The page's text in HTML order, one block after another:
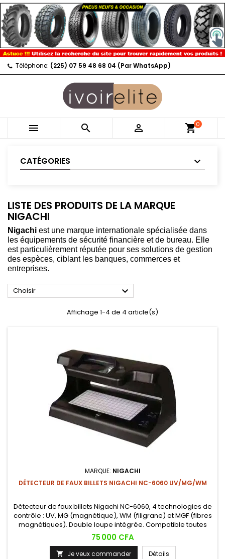
Téléphone: (225) 07 59 48 68 04 (Par WhatsApp)
   shopping_cart0
CATÉGORIES
LISTE DES PRODUITS DE LA MARQUE
NIGACHI
Nigachi est une marque internationale spécialisée dans
les équipements de sécurité financière et de bureau. Elle
est particulièrement réputée pour ses solutions de gestion
des espèces, ciblant les banques, commerces et
entreprises.
Choisir 
Affichage 1-4 de 4 article(s)
MARQUE: NIGACHI
DÉTECTEUR DE FAUX BILLETS NIGACHI NC-6060 UV/MG/WM
Détecteur de faux billets Nigachi NC-6060, 4 technologies de
contrôle : UV, MG (magnétique), WM (filigrane) et MGF (fibres
magnétiques). Double loupe intégrée. Compatible toutes
devises, certifié CE. Idéal pour caisses, commerces et
banques.
Prix
75 000 CFA
 Je veux commander Détails